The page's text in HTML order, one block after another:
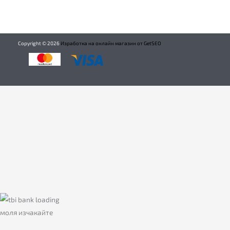
Copyright ©2026 Изработка на онлайн магазин от GetSEO
моля изчакайте